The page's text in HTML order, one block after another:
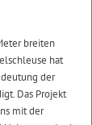
breiten
hat
der
Das Projekt
mit der